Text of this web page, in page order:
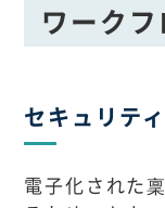
ワーク
セキュリテ
電子化された